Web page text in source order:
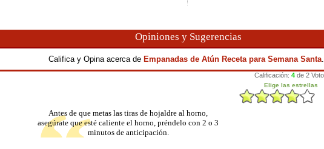
Opiniones y Sugerencias
Califica y Opina acerca de Empanadas de Atún Receta para Semana Santa
Antes de que metas las tiras de hojaldre al horno,
asegúrate que esté caliente el horno, préndelo con 2 o 3
minutos de anticipación.